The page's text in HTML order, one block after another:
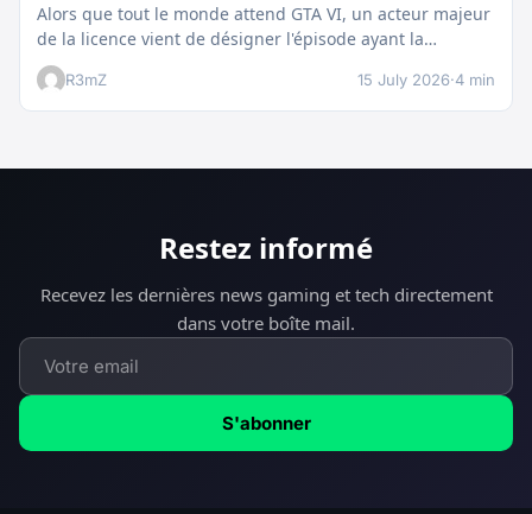
Alors que tout le monde attend GTA VI, un acteur majeur
de la licence vient de désigner l'épisode ayant la…
R3mZ 15 July 2026·4 min
Restez informé
Recevez les dernières news gaming et tech directement
dans votre boîte mail.
S'abonner